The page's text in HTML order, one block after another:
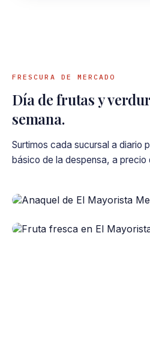
FRESCURA DE MERCADO
Día de frutas y
semana.
Surtimos cada sucursal a diario
básico de la despensa, a precio